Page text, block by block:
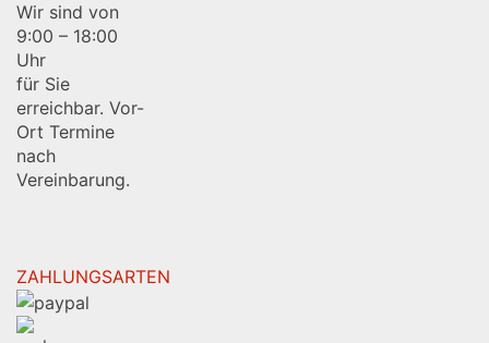
Wir sind von
9:00 – 18:00
Uhr
für Sie
erreichbar. Vor-
Ort Termine
nach
Vereinbarung.
ZAHLUNGSARTEN